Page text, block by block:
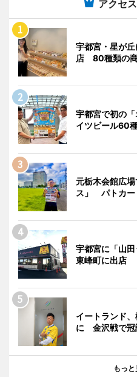
アクセ
宇都宮・星が
店 80種類の
宇都宮で初の
イツビール60
元栃木会館広
ス」 パトカー
宇都宮に「山
東峰町に出店
イートランド
に 金沢戦で冠
もっと